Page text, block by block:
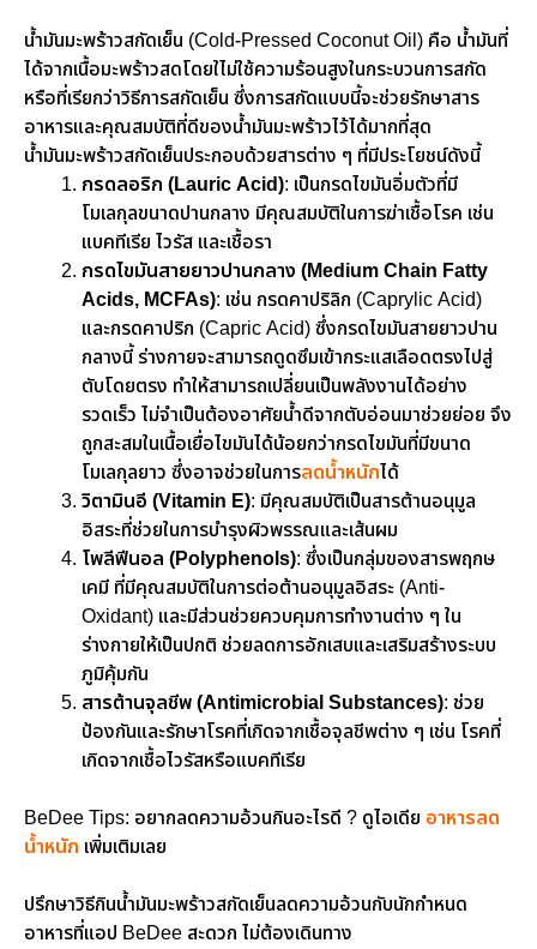
น้ำมันมะพร้าวสกัดเย็น (Cold-Pressed Coconut Oil) คือ น้ำมันที่
ได้จากเนื้อมะพร้าวสดโดยใไม่ใช้ความร้อนสูงในกระบวนการสกัด
หรือที่เรียกว่าวิธีการสกัดเย็น ซึ่งการสกัดแบบนี้จะช่วยรักษาสาร
อาหารและคุณสมบัติที่ดีของน้ำมันมะพร้าวไว้ได้มากที่สุด
น้ำมันมะพร้าวสกัดเย็นประกอบด้วยสารต่าง ๆ ที่มีประโยชน์ดังนี้
กรดลอริก (Lauric Acid): เป็นกรดไขมันอิ่มตัวที่มี
โมเลกุลขนาดปานกลาง มีคุณสมบัติในการฆ่าเชื้อโรค เช่น
แบคทีเรีย ไวรัส และเชื้อรา
กรดไขมันสายยาวปานกลาง (Medium Chain Fatty
Acids, MCFAs): เช่น กรดคาปริลิก (Caprylic Acid)
และกรดคาปริก (Capric Acid) ซึ่งกรดไขมันสายยาวปาน
กลางนี้ ร่างกายจะสามารถดูดซึมเข้ากระแสเลือดตรงไปสู่
ตับโดยตรง ทำให้สามารถเปลี่ยนเป็นพลังงานได้อย่าง
รวดเร็ว ไม่จำเป็นต้องอาศัยน้ำดีจากตับอ่อนมาช่วยย่อย จึง
ถูกสะสมในเนื้อเยื่อไขมันได้น้อยกว่ากรดไขมันที่มีขนาด
โมเลกุลยาว ซึ่งอาจช่วยในการลดน้ำหนักได้
วิตามินอี (Vitamin E): มีคุณสมบัติเป็นสารต้านอนุมูล
อิสระที่ช่วยในการบำรุงผิวพรรณและเส้นผม
โพลีฟีนอล (Polyphenols): ซึ่งเป็นกลุ่มของสารพฤกษ
เคมี ที่มีคุณสมบัติในการต่อต้านอนุมูลอิสระ (Anti-
Oxidant) และมีส่วนช่วยควบคุมการทำงานต่าง ๆ ใน
ร่างกายให้เป็นปกติ ช่วยลดการอักเสบและเสริมสร้างระบบ
ภูมิคุ้มกัน
สารต้านจุลชีพ (Antimicrobial Substances): ช่วย
ป้องกันและรักษาโรคที่เกิดจากเชื้อจุลชีพต่าง ๆ เช่น โรคที่
เกิดจากเชื้อไวรัสหรือแบคทีเรีย
BeDee Tips: อยากลดความอ้วนกินอะไรดี ? ดูไอเดีย อาหารลด
น้ำหนัก เพิ่มเติมเลย
ปรึกษาวิธีกินน้ำมันมะพร้าวสกัดเย็นลดความอ้วนกับนักกำหนด
อาหารที่แอป BeDee สะดวก ไม่ต้องเดินทาง